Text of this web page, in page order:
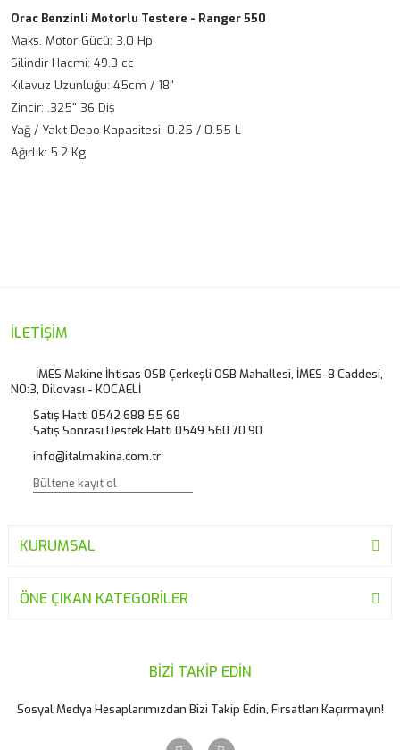
Orac Benzinli Motorlu Testere - Ranger 550
Maks. Motor Gücü: 3.0 Hp
Silindir Hacmi: 49.3 cc
Kılavuz Uzunluğu: 45cm / 18"
Zincir: .325" 36 Diş
Yağ / Yakıt Depo Kapasitesi: 0.25 / 0.55 L
Ağırlık: 5.2 Kg
Ürün resmi kalitesiz, bozuk veya görüntülenemiyor.
Ürün bilgilerinde hatalar bulunuyor.
Ürün fiyatı diğer sitelerden daha pahalı.
Bu ürüne benzer farklı alternatifler olmalı.
İLETİŞİM
İMES Makine İhtisas OSB Çerkeşli OSB Mahallesi, İMES-8 Caddesi,
NO:3, Dilovası - KOCAELİ
Satış Hattı 0542 688 55 68
Satış Sonrası Destek Hattı 0549 560 70 90
info@italmakina.com.tr
KURUMSAL
ÖNE ÇIKAN KATEGORİLER
BİZİ TAKİP EDİN
Sosyal Medya Hesaplarımızdan Bizi Takip Edin, Fırsatları Kaçırmayın!